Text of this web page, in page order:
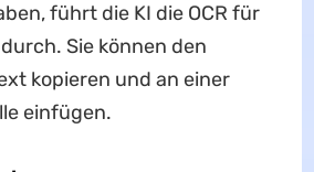
führt die KI die OCR für
Sie können den
kopieren und an einer
einfügen.